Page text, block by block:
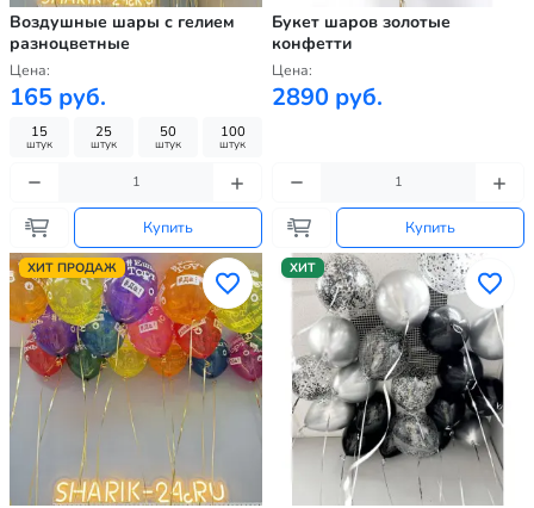
Воздушные шары с гелием
разноцветные
Цена:
165 руб.
15
штук
25
штук
50
штук
100
штук
Купить
Букет шаров золотые
конфетти
Цена:
2890 руб.
Купить
ХИТ ПРОДАЖ ХИТ